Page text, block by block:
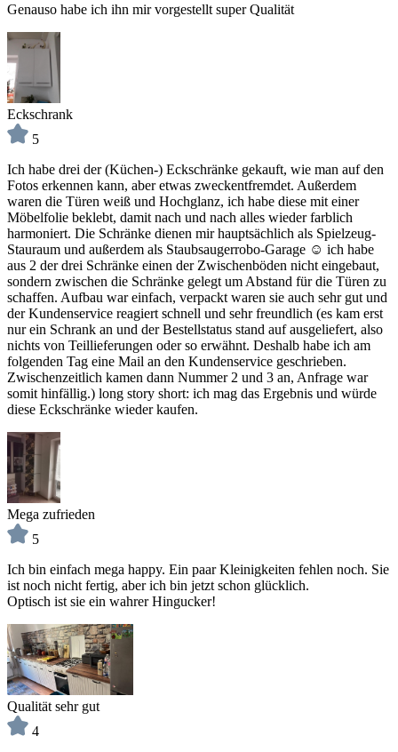
Genauso habe ich ihn mir vorgestellt super Qualität
Eckschrank
5
Ich habe drei der (Küchen-) Eckschränke gekauft, wie man auf den
Fotos erkennen kann, aber etwas zweckentfremdet. Außerdem
waren die Türen weiß und Hochglanz, ich habe diese mit einer
Möbelfolie beklebt, damit nach und nach alles wieder farblich
harmoniert. Die Schränke dienen mir hauptsächlich als Spielzeug-
Stauraum und außerdem als Staubsaugerrobo-Garage ☺️ ich habe
aus 2 der drei Schränke einen der Zwischenböden nicht eingebaut,
sondern zwischen die Schränke gelegt um Abstand für die Türen zu
schaffen. Aufbau war einfach, verpackt waren sie auch sehr gut und
der Kundenservice reagiert schnell und sehr freundlich (es kam erst
nur ein Schrank an und der Bestellstatus stand auf ausgeliefert, also
nichts von Teillieferungen oder so erwähnt. Deshalb habe ich am
folgenden Tag eine Mail an den Kundenservice geschrieben.
Zwischenzeitlich kamen dann Nummer 2 und 3 an, Anfrage war
somit hinfällig.) long story short: ich mag das Ergebnis und würde
diese Eckschränke wieder kaufen.
Mega zufrieden
5
Ich bin einfach mega happy. Ein paar Kleinigkeiten fehlen noch. Sie
ist noch nicht fertig, aber ich bin jetzt schon glücklich.
Optisch ist sie ein wahrer Hingucker!
Qualität sehr gut
4